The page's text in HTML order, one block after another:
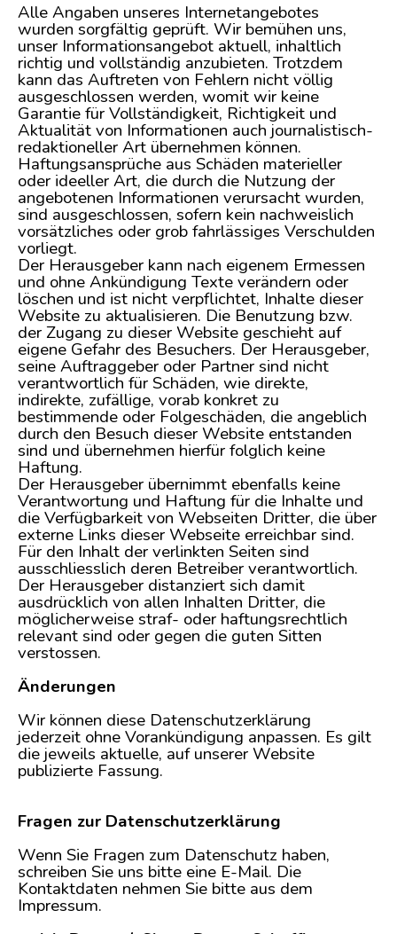
Alle Angaben unseres Internetangebotes
wurden sorgfältig geprüft. Wir bemühen uns,
unser Informationsangebot aktuell, inhaltlich
richtig und vollständig anzubieten. Trotzdem
kann das Auftreten von Fehlern nicht völlig
ausgeschlossen werden, womit wir keine
Garantie für Vollständigkeit, Richtigkeit und
Aktualität von Informationen auch journalistisch-
redaktioneller Art übernehmen können.
Haftungsansprüche aus Schäden materieller
oder ideeller Art, die durch die Nutzung der
angebotenen Informationen verursacht wurden,
sind ausgeschlossen, sofern kein nachweislich
vorsätzliches oder grob fahrlässiges Verschulden
vorliegt.
Der Herausgeber kann nach eigenem Ermessen
und ohne Ankündigung Texte verändern oder
löschen und ist nicht verpflichtet, Inhalte dieser
Website zu aktualisieren. Die Benutzung bzw.
der Zugang zu dieser Website geschieht auf
eigene Gefahr des Besuchers. Der Herausgeber,
seine Auftraggeber oder Partner sind nicht
verantwortlich für Schäden, wie direkte,
indirekte, zufällige, vorab konkret zu
bestimmende oder Folgeschäden, die angeblich
durch den Besuch dieser Website entstanden
sind und übernehmen hierfür folglich keine
Haftung.
Der Herausgeber übernimmt ebenfalls keine
Verantwortung und Haftung für die Inhalte und
die Verfügbarkeit von Webseiten Dritter, die über
externe Links dieser Webseite erreichbar sind.
Für den Inhalt der verlinkten Seiten sind
ausschliesslich deren Betreiber verantwortlich.
Der Herausgeber distanziert sich damit
ausdrücklich von allen Inhalten Dritter, die
möglicherweise straf- oder haftungsrechtlich
relevant sind oder gegen die guten Sitten
verstossen.
Änderungen
Wir können diese Datenschutzerklärung
jederzeit ohne Vorankündigung anpassen. Es gilt
die jeweils aktuelle, auf unserer Website
publizierte Fassung.
Fragen zur Datenschutzerklärung
Wenn Sie Fragen zum Datenschutz haben,
schreiben Sie uns bitte eine E-Mail. Die
Kontaktdaten nehmen Sie bitte aus dem
Impressum.